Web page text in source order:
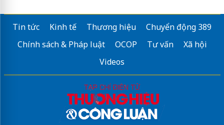
Tin tức Kinh tế Thương hiệu
Chuyển động 389
Chính sách & Pháp luật
OCOP Tư vấn
Xã hội
Videos